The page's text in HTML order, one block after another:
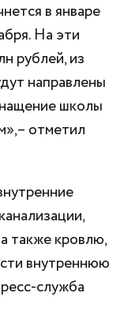
в январе
На эти
рублей, из
направлены
школы
отметил
также кровлю,
внутреннюю
служба